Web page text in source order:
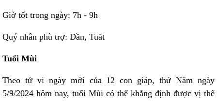
Giờ tốt trong ngày: 7h - 9h
Quý nhân phù trợ: Dần, Tuất
Tuổi Mùi
Theo tử vi ngày mới của 12 con giáp, thứ Năm ngày
5/9/2024 hôm nay, tuổi Mùi có thể khẳng định được vị thế